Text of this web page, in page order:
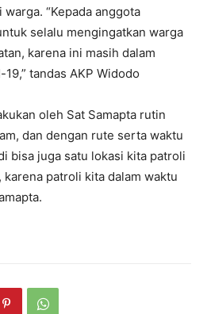
“Kepada anggota
selalu mengingatkan warga
karena ini masih dalam
tandas AKP Widodo
oleh Sat Samapta rutin
dan dengan rute serta waktu
bisa juga satu lokasi kita patroli
patroli kita dalam waktu